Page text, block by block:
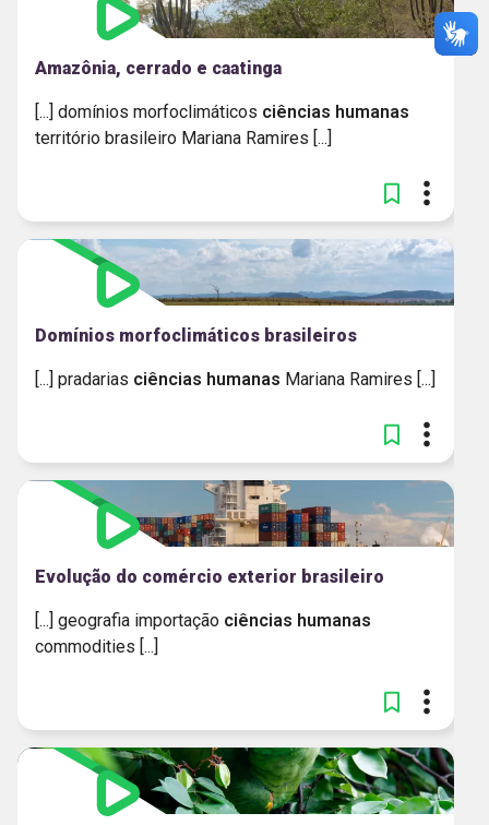
Amazônia, cerrado e caatinga
[...] domínios morfoclimáticos ciências humanas
território brasileiro Mariana Ramires [...]
Domínios morfoclimáticos brasileiros
[...] pradarias ciências humanas Mariana Ramires [...]
Evolução do comércio exterior brasileiro
[...] geografia importação ciências humanas
commodities [...]